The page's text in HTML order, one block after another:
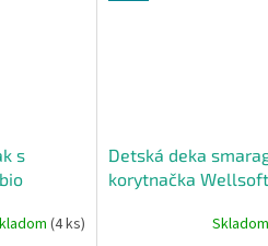
s
(4 ks)
Detská deka
korytnačka
Skladom